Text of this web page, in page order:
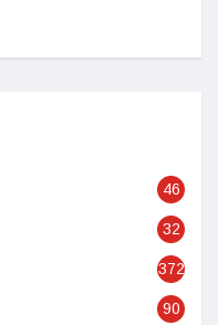
46
32
372
90